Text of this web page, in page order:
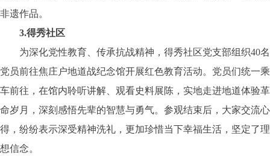
非遗作品。
3.得秀社区
为深化党性教育、传承抗战精神，得秀社区党支部组织40名
党员前往焦庄户地道战纪念馆开展红色教育活动。党员们统一乘
车前往，在馆内聆听讲解、观看史料展陈，实地走进地道体验革
命岁月，深刻感悟先辈的智慧与勇气。参观结束后，大家交流心
得，纷纷表示深受精神洗礼，更加珍惜当下幸福生活，坚定了理
想信念。